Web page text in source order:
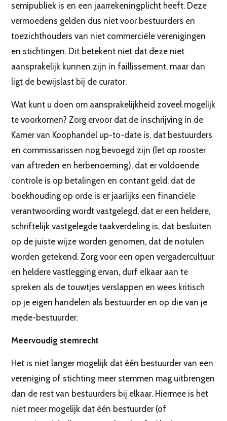
semipubliek is en een jaarrekeningplicht heeft. Deze
vermoedens gelden dus niet voor bestuurders en
toezichthouders van niet commerciële verenigingen
en stichtingen. Dit betekent niet dat deze niet
aansprakelijk kunnen zijn in faillissement, maar dan
ligt de bewijslast bij de curator.
Wat kunt u doen om aansprakelijkheid zoveel mogelijk
te voorkomen? Zorg ervoor dat de inschrijving in de
Kamer van Koophandel up-to-date is, dat bestuurders
en commissarissen nog bevoegd zijn (let op rooster
van aftreden en herbenoeming), dat er voldoende
controle is op betalingen en contant geld, dat de
boekhouding op orde is er jaarlijks een financiële
verantwoording wordt vastgelegd, dat er een heldere,
schriftelijk vastgelegde taakverdeling is, dat besluiten
op de juiste wijze worden genomen, dat de notulen
worden getekend. Zorg voor een open vergadercultuur
en heldere vastlegging ervan, durf elkaar aan te
spreken als de touwtjes verslappen en wees kritisch
op je eigen handelen als bestuurder en op die van je
mede-bestuurder.
Meervoudig stemrecht
Het is niet langer mogelijk dat één bestuurder van een
vereniging of stichting meer stemmen mag uitbrengen
dan de rest van bestuurders bij elkaar. Hiermee is het
niet meer mogelijk dat één bestuurder (of